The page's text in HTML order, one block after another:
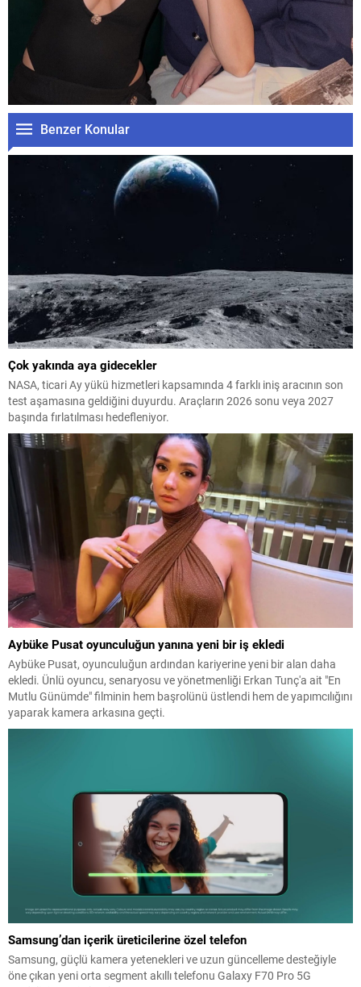
Benzer Konular
Çok yakında aya gidecekler
NASA, ticari Ay yükü hizmetleri kapsamında 4 farklı iniş aracının son
test aşamasına geldiğini duyurdu. Araçların 2026 sonu veya 2027
başında fırlatılması hedefleniyor.
Aybüke Pusat oyunculuğun yanına yeni bir iş ekledi
Aybüke Pusat, oyunculuğun ardından kariyerine yeni bir alan daha
ekledi. Ünlü oyuncu, senaryosu ve yönetmenliği Erkan Tunç'a ait "En
Mutlu Günümde" filminin hem başrolünü üstlendi hem de yapımcılığını
yaparak kamera arkasına geçti.
Samsung’dan içerik üreticilerine özel telefon
Samsung, güçlü kamera yetenekleri ve uzun güncelleme desteğiyle
öne çıkan yeni orta segment akıllı telefonu Galaxy F70 Pro 5G